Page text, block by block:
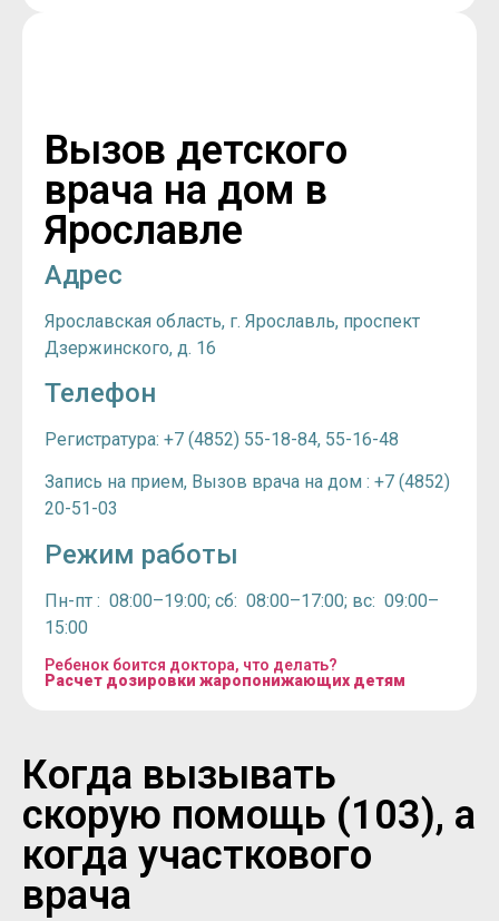
Вызов детского
врача на дом в
Ярославле
Адрес
Ярославская область, г. Ярославль, проспект
Дзержинского, д. 16
Телефон
Регистратура: +7 (4852) 55-18-84, 55-16-48
Запись на прием, Вызов врача на дом : +7 (4852)
20-51-03
Режим работы
Пн-пт : 08:00–19:00; сб: 08:00–17:00; вс: 09:00–
15:00
Ребенок боится доктора, что делать?
Расчет дозировки жаропонижающих детям
Когда вызывать
скорую помощь (103), а
когда участкового
врача